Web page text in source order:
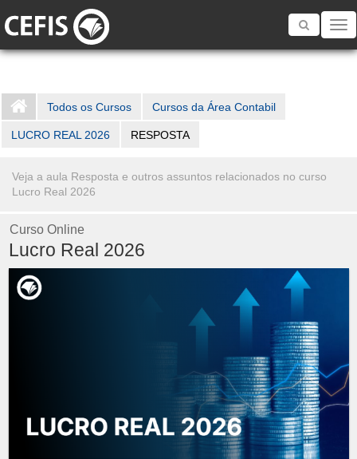
Toggle
Todos os Cursos Cursos da Área Contabil
LUCRO REAL 2026 RESPOSTA
Veja a aula Resposta e outros assuntos relacionados no curso
Lucro Real 2026
Curso Online
Lucro Real 2026